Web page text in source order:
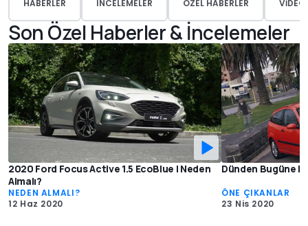
HABERLER INCELEMELER ÖZEL HABERLER
Son Özel Haberler & İncelemeler
2020 Ford Focus Active 1.5 EcoBlue | Neden
Almalı?
NEDEN ALMALI?
12 Haz 2020
Dünden Bugüne
ÖNE ÇIKANLAR
23 Nis 2020